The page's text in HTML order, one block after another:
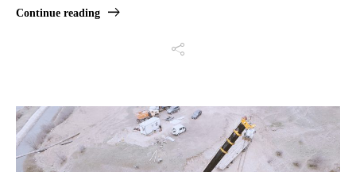
Continue reading